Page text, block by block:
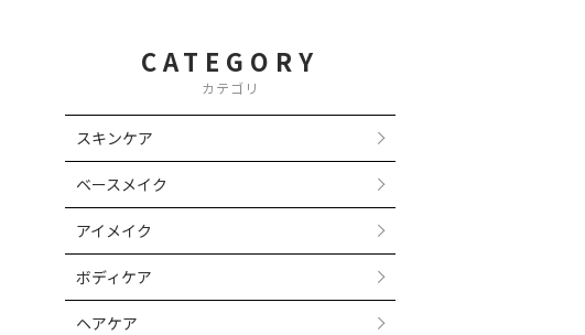
CATEGORY
カテゴリ
スキンケア
ベースメイク
アイメイク
ボディケア
ヘアケア